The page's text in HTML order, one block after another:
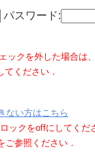
パスワード:
ックを外した場合は
ください．
ない方はこちら
ックをoffにしてくだ
ご参照ください．